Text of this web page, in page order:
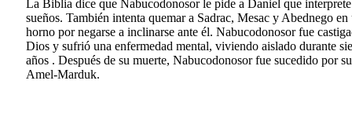
La Biblia dice que Nabucodonosor le pide a Daniel que interprete
sueños. También intenta quemar a Sadrac, Mesac y Abednego en
horno por negarse a inclinarse ante él. Nabucodonosor fue
Dios y sufrió una enfermedad mental, viviendo aislado durante
años . Después de su muerte, Nabucodonosor fue sucedido por
Amel-Marduk.